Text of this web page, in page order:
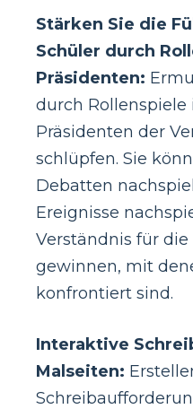
Stärken Sie die
Schüler durch
Präsidenten:
durch
Präsidenten der
schlüpfen. Sie
Debatten
Ereignisse
Verständnis für
gewinnen, mit
konfrontiert sind.
Interaktive
Malseiten: